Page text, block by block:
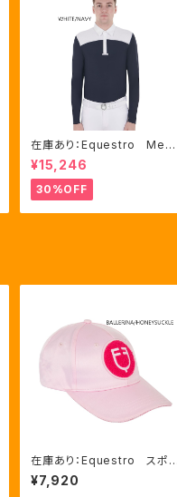
在庫あり：Equestro Me
n’ｓ メッシュコンビ 長袖
競技用シャツ 2色Mサイズ
（ETM00060）
¥15,246
30%OFF
在庫あり：Equestro スポ
ジロゴ ベースボールキャッ
プ ４色（ETU03045）
¥7,920